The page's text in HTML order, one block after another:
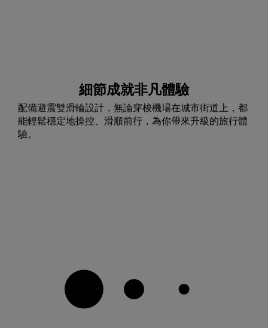
細節成就非凡體驗
配備避震雙滑輪設計，無論穿梭機場在城市街道上，都
能輕鬆穩定地操控、滑順前行，為你帶來升級的旅行體
驗。